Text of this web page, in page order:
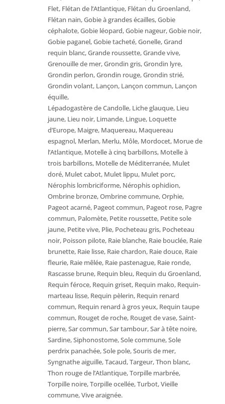
Flet, Flétan de l’Atlantique, Flétan du Groenland,
Flétan nain, Gobie à grandes écailles, Gobie
céphalote, Gobie léopard, Gobie nageur, Gobie noir,
Gobie paganel, Gobie tacheté, Gonelle, Grand
requin blanc, Grande roussette, Grande vive,
Grenouille de mer, Grondin gris, Grondin lyre,
Grondin perlon, Grondin rouge, Grondin strié,
Grondin volant, Lançon, Lançon commun, Lançon
équille,
Lépadogastère de Candolle, Liche glauque, Lieu
jaune, Lieu noir, Limande, Lingue, Loquette
d’Europe, Maigre, Maquereau, Maquereau
espagnol, Merlan, Merlu, Môle, Mordocet, Morue de
l’Atlantique, Motelle à cinq barbillons, Motelle à
trois barbillons, Motelle de Méditerranée, Mulet
doré, Mulet cabot, Mulet lippu, Mulet porc,
Nérophis lombriciforme, Nérophis ophidion,
Ombrine bronze, Ombrine commune, Orphie,
Pageot acarné, Pageot commun, Pageot rose, Pagre
commun, Palomète, Petite roussette, Petite sole
jaune, Petite vive, Plie, Pocheteau gris, Pocheteau
noir, Poisson pilote, Raie blanche, Raie bouclée, Raie
brunette, Raie lisse, Raie chardon, Raie douce, Raie
fleurie, Raie mêlée, Raie pastenague, Raie ronde,
Rascasse brune, Requin bleu, Requin du Groenland,
Requin féroce, Requin griset, Requin mako, Requin-
marteau lisse, Requin pèlerin, Requin renard
commun, Requin renard à gros yeux, Requin taupe
commun, Rouget de roche, Rouget de vase, Saint-
pierre, Sar commun, Sar tambour, Sar à tête noire,
Sardine, Siphonostome, Sole commune, Sole
perdrix panachée, Sole pole, Souris de mer,
Syngnathe aiguille, Tacaud, Targeur, Thon blanc,
Thon rouge de l’Atlantique, Torpille marbrée,
Torpille noire, Torpille ocellée, Turbot, Vieille
commune, Vive araignée.